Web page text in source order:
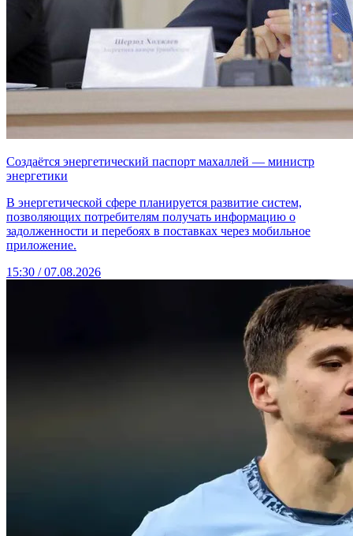
Создаётся энергетический паспорт махаллей — министр
энергетики
В энергетической сфере планируется развитие систем,
позволяющих потребителям получать информацию о
задолженности и перебоях в поставках через мобильное
приложение.
15:30 / 07.08.2026